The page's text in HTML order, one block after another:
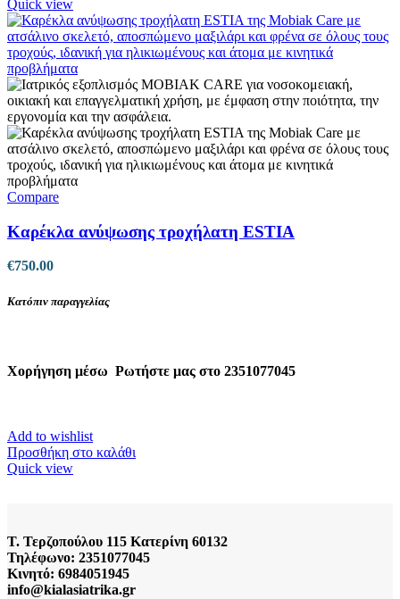
Quick view
Compare
Καρέκλα ανύψωσης τροχήλατη ESTIA
€750.00
Κατόπιν παραγγελίας
Χορήγηση μέσω Ρωτήστε μας στο 2351077045
Add to wishlist
Προσθήκη στο καλάθι
Quick view
Τ. Τερζοπούλου 115 Κατερίνη 60132
Τηλέφωνο: 2351077045
Κινητό: 6984051945
info@kialasiatrika.gr